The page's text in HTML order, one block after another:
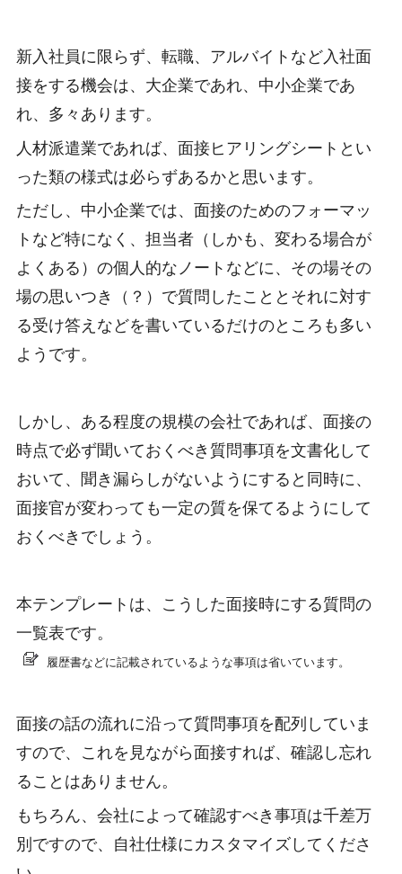
新入社員に限らず、転職、アルバイトなど入社面
接をする機会は、大企業であれ、中小企業であ
れ、多々あります。
人材派遣業であれば、面接ヒアリングシートとい
った類の様式は必らずあるかと思います。
ただし、中小企業では、面接のためのフォーマッ
トなど特になく、担当者（しかも、変わる場合が
よくある）の個人的なノートなどに、その場その
場の思いつき（？）で質問したこととそれに対す
る受け答えなどを書いているだけのところも多い
ようです。
しかし、ある程度の規模の会社であれば、面接の
時点で必ず聞いておくべき質問事項を文書化して
おいて、聞き漏らしがないようにすると同時に、
面接官が変わっても一定の質を保てるようにして
おくべきでしょう。
本テンプレートは、こうした面接時にする質問の
一覧表です。
履歴書などに記載されているような事項は省いています。
面接の話の流れに沿って質問事項を配列していま
すので、これを見ながら面接すれば、確認し忘れ
ることはありません。
もちろん、会社によって確認すべき事項は千差万
別ですので、自社仕様にカスタマイズしてくださ